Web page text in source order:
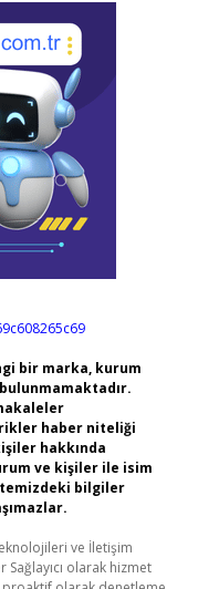
bir marka, kurum
haber niteliği
hakkında
ve kişiler ile isim
bilgiler
ve İletişim
Sağlayıcı olarak hizmet